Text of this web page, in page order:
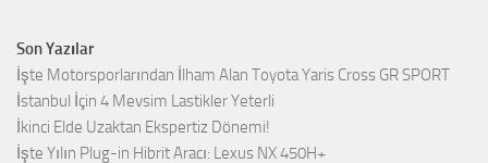
Son Yazılar
İşte Motorsporlarından İlham Alan Toyota Yaris Cross GR SPORT
İstanbul İçin 4 Mevsim Lastikler Yeterli
İkinci Elde Uzaktan Ekspertiz Dönemi!
İşte Yılın Plug-in Hibrit Aracı: Lexus NX 450H+